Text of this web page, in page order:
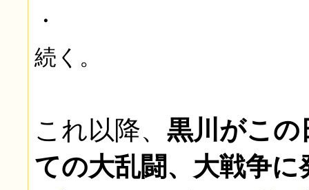
・
続く。
これ以降、 黒川がこの
ての大乱闘、大戦争